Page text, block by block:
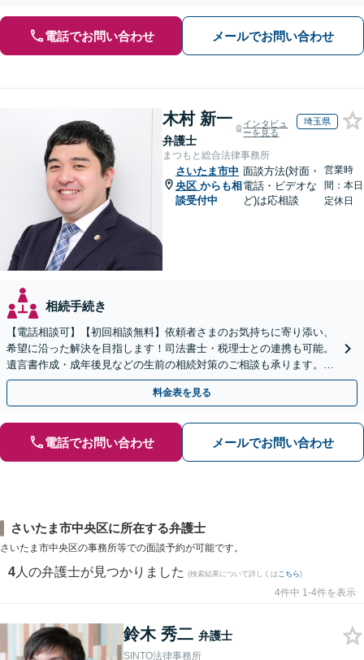
電話でお問い合わせ メールでお問い合わせ
木村 新一
弁護士
インタビュ
ーを見る
埼玉県
まつもと総合法律事務所
さいたま市中
央区 からも相
談受付中
面談方法(対面・
電話・ビデオな
ど)は応相談
営業時
間：本日
定休日
相続手続き
【電話相談可】【初回相談無料】依頼者さまのお気持ちに寄り添い、
希望に沿った解決を目指します！司法書士・税理士との連携も可能。
遺言書作成・成年後見などの生前の相続対策のご相談も承ります。
【夜間／休日の相談可能】
料金表を見る
電話でお問い合わせ メールでお問い合わせ
さいたま市中央区に所在する弁護士
さいたま市中央区の事務所等での面談予約が可能です。
4 人の弁護士が見つかりました (検索結果について詳しくは こちら)
4件中 1-4件を表示
鈴木 秀二 弁護士
SINTO法律事務所